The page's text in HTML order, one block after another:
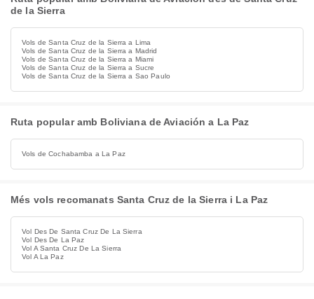
de la Sierra
Vols de Santa Cruz de la Sierra a Lima
Vols de Santa Cruz de la Sierra a Madrid
Vols de Santa Cruz de la Sierra a Miami
Vols de Santa Cruz de la Sierra a Sucre
Vols de Santa Cruz de la Sierra a Sao Paulo
Ruta popular amb Boliviana de Aviación a La Paz
Vols de Cochabamba a La Paz
Més vols recomanats Santa Cruz de la Sierra i La Paz
Vol Des De Santa Cruz De La Sierra
Vol Des De La Paz
Vol A Santa Cruz De La Sierra
Vol A La Paz